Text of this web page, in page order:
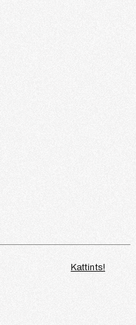
Kattints!